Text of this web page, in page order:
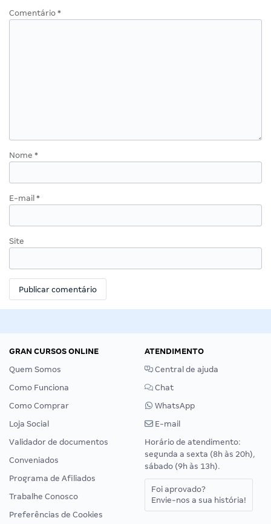
Comentário *
Nome *
E-mail *
Site
GRAN CURSOS ONLINE
Quem Somos
Como Funciona
Como Comprar
Loja Social
Validador de documentos
Conveniados
Programa de Afiliados
Trabalhe Conosco
Preferências de Cookies
ATENDIMENTO
Central de ajuda
Chat
WhatsApp
E-mail
Horário de atendimento:
segunda a sexta (8h às 20h),
sábado (9h às 13h).
Foi aprovado?
Envie-nos a sua história!